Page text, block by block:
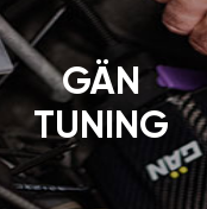
GÄN
TUNING